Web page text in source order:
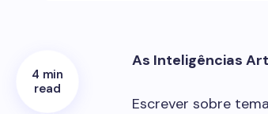
4 min
read
As Inteligências
Escrever sobre